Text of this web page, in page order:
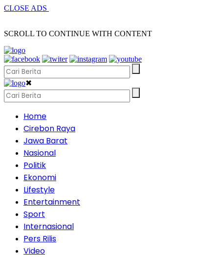
CLOSE ADS
SCROLL TO CONTINUE WITH CONTENT
✖
Home
Cirebon Raya
Jawa Barat
Nasional
Politik
Ekonomi
Lifestyle
Entertainment
Sport
Internasional
Pers Rilis
Video